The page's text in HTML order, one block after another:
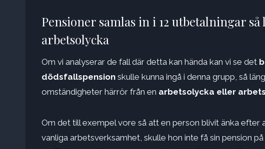
Pensioner samlas in i 12 utbetalningar
arbetsolycka
Om vi ​​analyserar de fall där detta kan hända kan vi se det
dödsfallspension skulle kunna ingå i denna grupp, så
omständigheter härrör från en arbetsolycka eller
Om det till exempel vore så att en person blivit änka efter
vanliga arbetsverksamhet, skulle hon inte få sin pension